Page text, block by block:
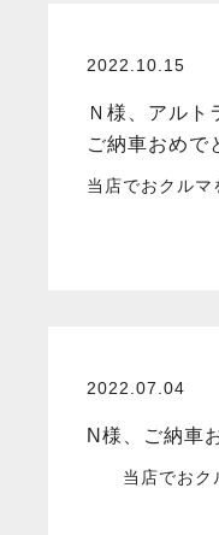
2022.10.15
Ｎ様、アル
ご納車おめで
当店でおクル
2022.07.04
N様、ご納車
当店でおクル